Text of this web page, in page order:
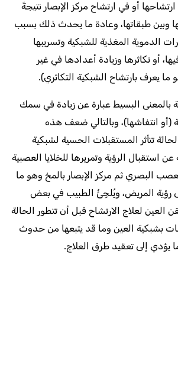
أو في ارتشاح مركز الإبصار نتيجةً
وبين طبقاتها، وعادة ما يحدث ذلك بسبب
الدموية المغذية للشبكية وتسريبها
أو تكاثرها وزيادة أعدادها في غير
ما يعرف بارتشاح الشبكية التكاثري).
بالمعنى البسيط عبارة عن زيادة في سمك
انتفاشها)، وبالتالي ضعف هذه
تتأثر المستقبلات الحسية لشبكية
استقبال الرؤية وتمريرها للخلايا العصبية
البصري ثم مركز الإبصار بالمخ وهو ما
رؤية المريض، ويُلجِئُ الطبيب في بعض
العين لعلاج الارتشاح قبل أن تتطور الحالة
بشبكية العين وما قد يتبعها من حدوث
يؤدي إلى تعقيد طرق العلاج.